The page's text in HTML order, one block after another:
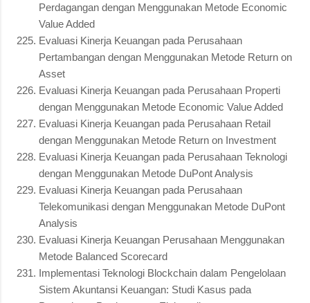
Perdagangan dengan Menggunakan Metode Economic
Value Added
Evaluasi Kinerja Keuangan pada Perusahaan
Pertambangan dengan Menggunakan Metode Return on
Asset
Evaluasi Kinerja Keuangan pada Perusahaan Properti
dengan Menggunakan Metode Economic Value Added
Evaluasi Kinerja Keuangan pada Perusahaan Retail
dengan Menggunakan Metode Return on Investment
Evaluasi Kinerja Keuangan pada Perusahaan Teknologi
dengan Menggunakan Metode DuPont Analysis
Evaluasi Kinerja Keuangan pada Perusahaan
Telekomunikasi dengan Menggunakan Metode DuPont
Analysis
Evaluasi Kinerja Keuangan Perusahaan Menggunakan
Metode Balanced Scorecard
Implementasi Teknologi Blockchain dalam Pengelolaan
Sistem Akuntansi Keuangan: Studi Kasus pada